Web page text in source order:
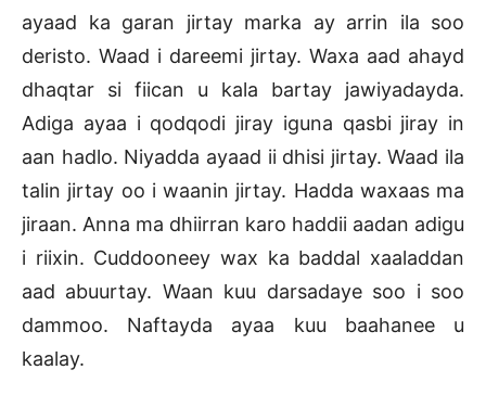
ayaad ka garan jirtay marka ay arrin ila soo
deristo. Waad i dareemi jirtay. Waxa aad ahayd
dhaqtar si fiican u kala bartay jawiyadayda.
Adiga ayaa i qodqodi jiray iguna qasbi jiray in
aan hadlo. Niyadda ayaad ii dhisi jirtay. Waad ila
talin jirtay oo i waanin jirtay. Hadda waxaas ma
jiraan. Anna ma dhiirran karo haddii aadan adigu
i riixin. Cuddooneey wax ka baddal xaaladdan
aad abuurtay. Waan kuu darsadaye soo i soo
dammoo. Naftayda ayaa kuu baahanee u
kaalay.